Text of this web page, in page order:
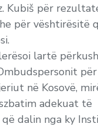
Kubiš për
për vështirësitë
lartë
për
në Kosovë,
adekuat të
dalin nga ky